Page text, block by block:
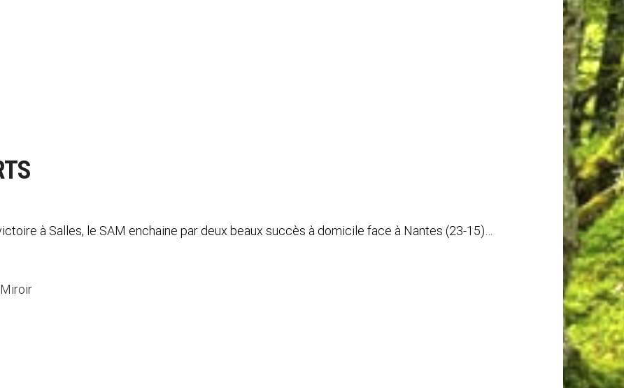
enchaine par deux beaux succès à domicile face à Nantes (23-15)…